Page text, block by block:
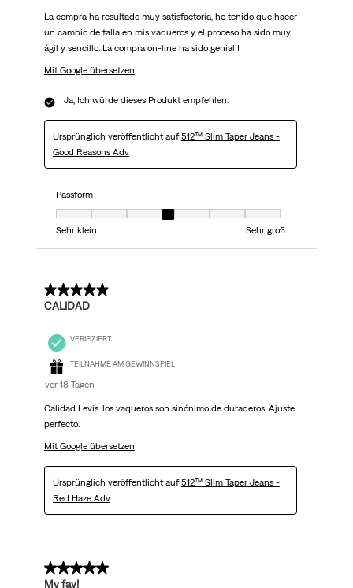
La compra ha resultado muy satisfactoria, he tenido que hacer
un cambio de talla en mis vaqueros y el proceso ha sido muy
ágil y sencillo. La compra on-line ha sido genial!!
Mit Google übersetzen
Ja, Ich würde dieses Produkt empfehlen.
Ursprünglich veröffentlicht auf512™ Slim Taper Jeans -
Good Reasons Adv
Passform
Passform, 4 von 7, wobei 1 gleich Sehr klein ist und 7 gleich Sehr groß
Sehr klein
Sehr groß
5 von 5 Sternen.
CALIDAD
VERIFIZIERT
TEILNAHME AM GEWINNSPIEL
vor 18 Tagen
Calidad Levi´s. los vaqueros son sinónimo de duraderos. Ajuste
perfecto.
Mit Google übersetzen
Ursprünglich veröffentlicht auf512™ Slim Taper Jeans -
Red Haze Adv
5 von 5 Sternen.
My fav!